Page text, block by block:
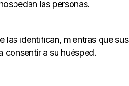
las personas.
las identifican, mientras que sus
consentir a su huésped.